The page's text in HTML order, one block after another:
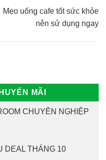
Mẹo uống cafe tốt sức khỏe
nên sử dụng ngay
MÃI
CHUYÊN NGHIỆP
DEAL THÁNG 10